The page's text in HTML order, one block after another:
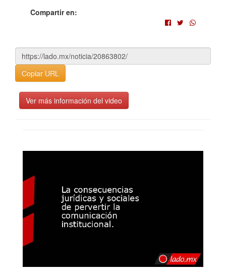
Compartir en:
Copiar URL
Ver más información del video